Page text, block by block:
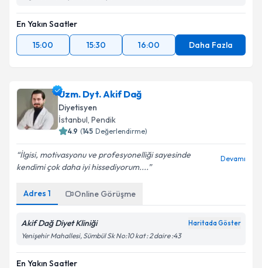
En Yakın Saatler
15:00
15:30 16:00 Daha Fazla
Uzm. Dyt. Akif Dağ
Diyetisyen
İstanbul , Pendik
4.9 (145 Değerlendirme)
İlgisi, motivasyonu ve profesyonelliği sayesinde
kendimi çok daha iyi hissediyorum....
Devamı
Adres 1 Online Görüşme
Akif Dağ Diyet Kliniği Haritada Göster
Yenişehir Mahallesi, Sümbül Sk No:10 kat : 2 daire :43
En Yakın Saatler